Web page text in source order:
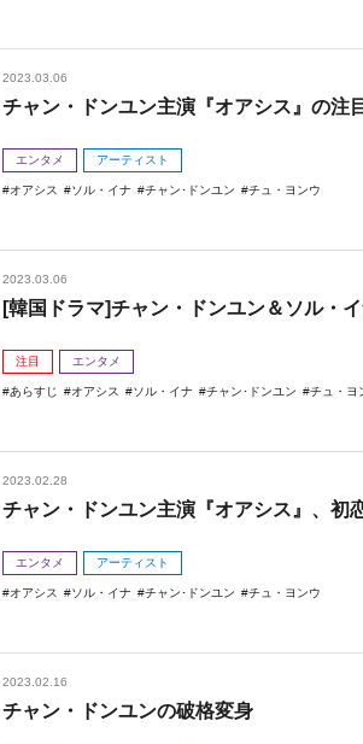
2023.03.06
チャン・ドンユン主演『オアシス』の注
エンタメ アーティスト
オアシス ソル・イナ チャン･ドンユン チュ・ヨンウ
2023.03.06
[韓国ドラマ]チャン・ドンユン＆ソル・イ
注目 エンタメ
あらすじ オアシス ソル・イナ チャン･ドンユン チュ・ヨ
2023.02.28
チャン・ドンユン主演『オアシス』、初
エンタメ アーティスト
オアシス ソル・イナ チャン･ドンユン チュ・ヨンウ
2023.02.16
チャン・ドンユンの破格変身